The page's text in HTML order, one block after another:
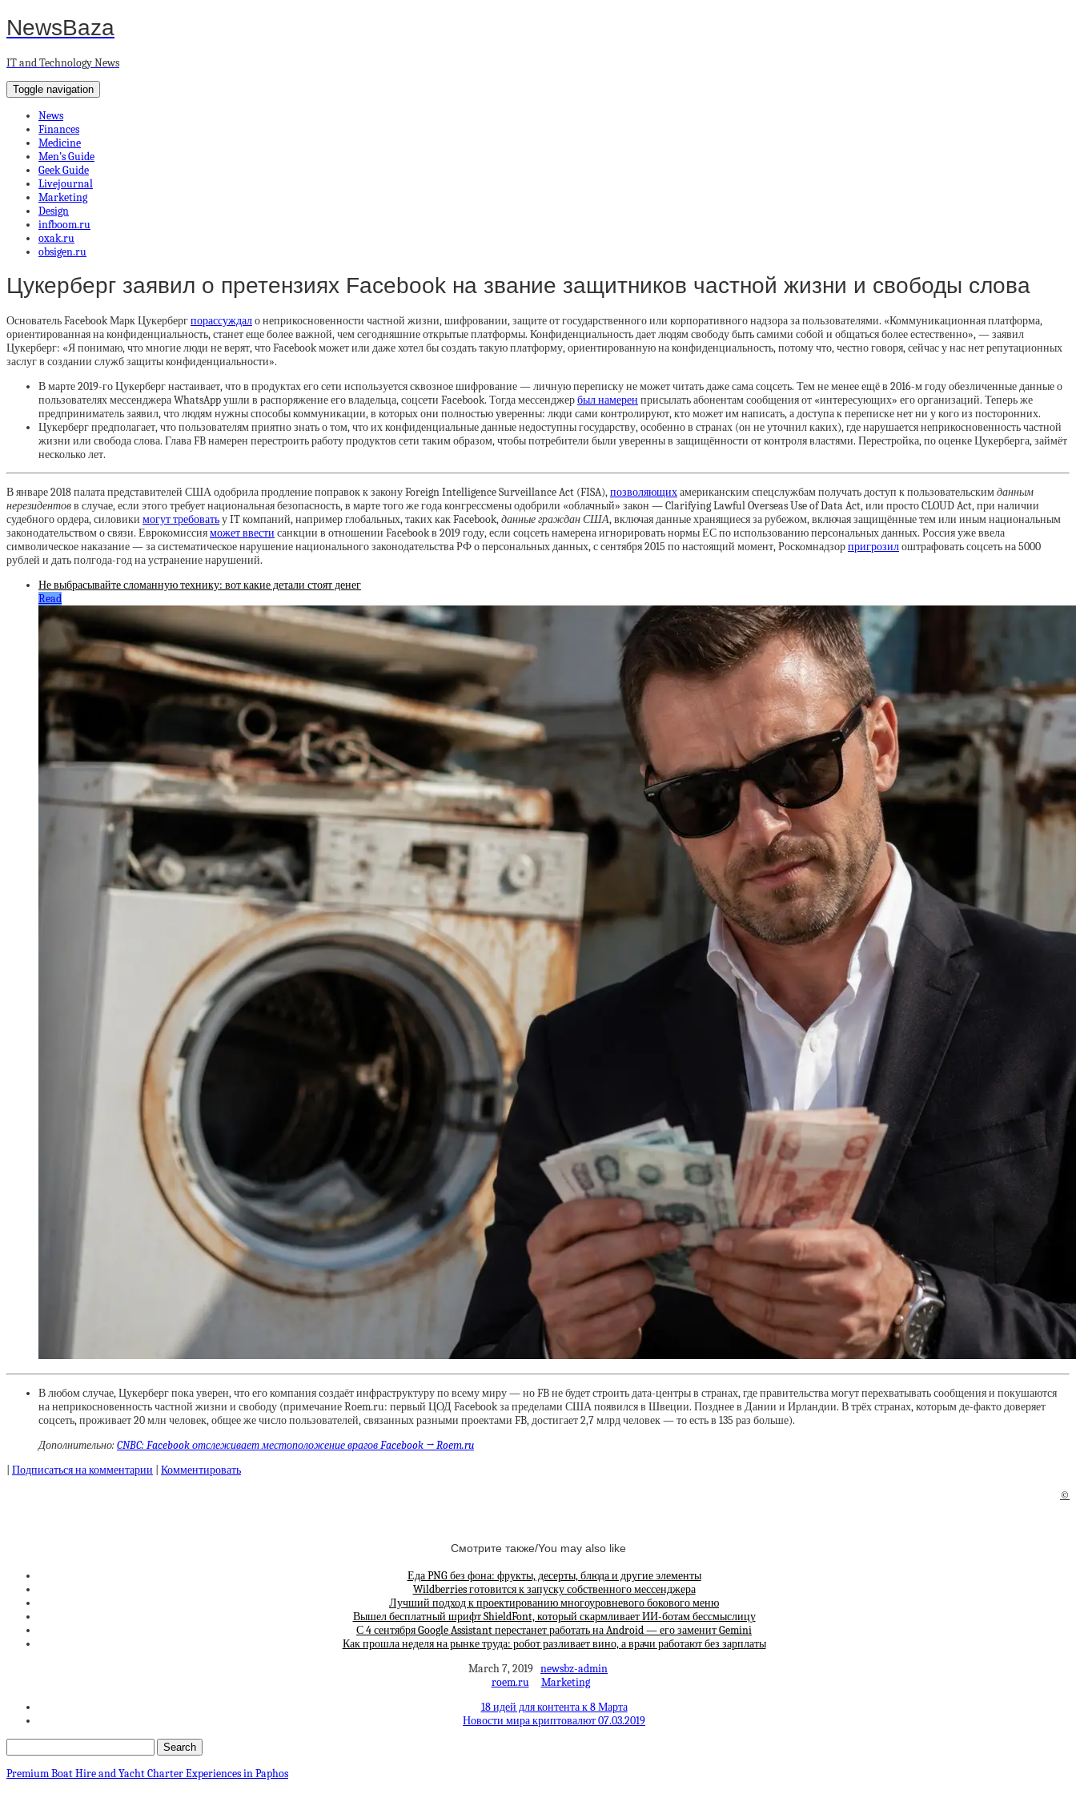
NewsBaza
IT and Technology News
Toggle navigation
News
Finances
Medicine
Men’s Guide
Geek Guide
Livejournal
Marketing
Design
infboom.ru
oxak.ru
obsigen.ru
Цукерберг заявил о претензиях Facebook на звание защитников частной жизни и свободы слова
Основатель Facebook Марк Цукербергпорассуждало неприкосновенности частной жизни, шифровании, защите от государственного или корпоративного надзора за пользователями. «Коммуникационная платформа,
ориентированная на конфиденциальность, станет еще более важной, чем сегодняшние открытые платформы. Конфиденциальность дает людям свободу быть самими собой и общаться более естественно», — заявил
Цукерберг: «Я понимаю, что многие люди не верят, что Facebook может или даже хотел бы создать такую платформу, ориентированную на конфиденциальность, потому что, честно говоря, сейчас у нас нет репутационных
заслуг в создании служб защиты конфиденциальности».
В марте 2019-го Цукерберг настаивает, что в продуктах его сети используется сквозное шифрование — личную переписку не может читать даже сама соцсеть. Тем не менее ещё в 2016-м году обезличенные данные о
пользователях мессенджера WhatsApp ушли в распоряжение его владельца, соцсети Facebook. Тогда мессенджербыл намерен присылать абонентам сообщения от «интересующих» его организаций. Теперь же
предприниматель заявил, что людям нужны способы коммуникации, в которых они полностью уверенны: люди сами контролируют, кто может им написать, а доступа к переписке нет ни у кого из посторонних.
Цукерберг предполагает, что пользователям приятно знать о том, что их конфиденциальные данные недоступны государству, особенно в странах (он не уточнил каких), где нарушается неприкосновенность частной
жизни или свобода слова. Глава FB намерен перестроить работу продуктов сети таким образом, чтобы потребители были уверенны в защищённости от контроля властями. Перестройка, по оценке Цукерберга, займёт
несколько лет.
В январе 2018 палата представителей США одобрила продление поправок к закону Foreign Intelligence Surveillance Act (FISA),позволяющихамериканским спецслужбам получать доступ к пользовательскимданным
нерезидентовв случае, если этого требует национальная безопасность, в марте того же года конгрессмены одобрили «облачный» закон — Clarifying Lawful Overseas Use of Data Act, или просто CLOUD Act, при наличии
судебного ордера, силовики могут требоватьу IT компаний, например глобальных, таких как Facebook,данные граждан США, включая данные хранящиеся за рубежом, включая защищённые тем или иным национальным
законодательством о связи. Еврокомиссияможет ввести санкции в отношении Facebook в 2019 году, если соцсеть намерена игнорировать нормы ЕС по использованию персональных данных. Россия уже ввела
символическое наказание — за систематическое нарушение национального законодательства РФ о персональных данных, с сентября 2015 по настоящий момент, Роскомнадзорпригрозилоштрафовать соцсеть на 5000
рублей и дать полгода-год на устранение нарушений.
Не выбрасывайте сломанную технику: вот какие детали стоят денег
Read
В любом случае, Цукерберг пока уверен, что его компания создаёт инфраструктуру по всему миру — но FB не будет строить дата-центры в странах, где правительства могут перехватывать сообщения и покушаются
на неприкосновенность частной жизни и свободу (примечание Roem.ru: первый ЦОД Facebook за пределами США появился в Швеции. Позднее в Дании и Ирландии. В трёх странах, которым де-факто доверяет
соцсеть, проживает 20 млн человек, общее же число пользователей, связанных разными проектами FB, достигает 2,7 млрд человек — то есть в 135 раз больше).
Дополнительно: CNBC: Facebook отслеживает местоположение врагов Facebook → Roem.ru
Подписаться на комментарии
Комментировать
©
Смотрите также/You may also like
Еда PNG без фона: фрукты, десерты, блюда и другие элементы
Wildberries готовится к запуску собственного мессенджера
Лучший подход к проектированию многоуровневого бокового меню
Вышел бесплатный шрифт ShieldFont, который скармливает ИИ-ботам бессмыслицу
С 4 сентября Google Assistant перестанет работать на Android — его заменит Gemini
Как прошла неделя на рынке труда: робот разливает вино, а врачи работают без зарплаты
March 7, 2019 newsbz-admin
roem.ru
Marketing
18 идей для контента к 8 Марта
Новости мира криптовалют 07.03.2019
Premium Boat Hire and Yacht Charter Experiences in Paphos